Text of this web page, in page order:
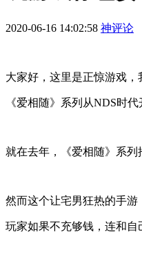
2020-06-16 14:02:58 神评论
大家好，这里是正惊游戏，
《爱相随》系列从NDS时
就在去年，《爱相随》系
然而这个让宅男狂热的手游
玩家如果不充够钱，连和自